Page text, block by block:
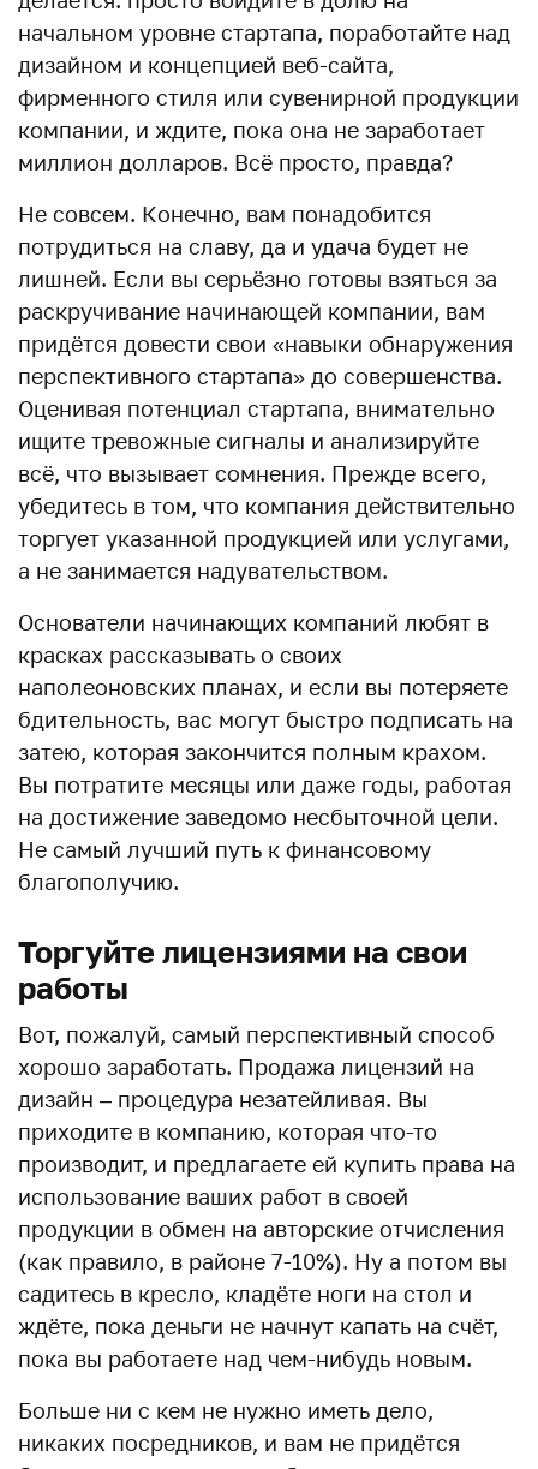
начальном уровне стартапа, поработайте над
дизайном и концепцией веб-сайта,
фирменного стиля или сувенирной продукции
компании, и ждите, пока она не заработает
миллион долларов. Всё просто, правда?
Не совсем. Конечно, вам понадобится
потрудиться на славу, да и удача будет не
лишней. Если вы серьёзно готовы взяться за
раскручивание начинающей компании, вам
придётся довести свои «навыки обнаружения
перспективного стартапа» до совершенства.
Оценивая потенциал стартапа, внимательно
ищите тревожные сигналы и анализируйте
всё, что вызывает сомнения. Прежде всего,
убедитесь в том, что компания действительно
торгует указанной продукцией или услугами,
а не занимается надувательством.
Основатели начинающих компаний любят в
красках рассказывать о своих
наполеоновских планах, и если вы потеряете
бдительность, вас могут быстро подписать на
затею, которая закончится полным крахом.
Вы потратите месяцы или даже годы, работая
на достижение заведомо несбыточной цели.
Не самый лучший путь к финансовому
благополучию.
Торгуйте лицензиями на свои
работы
Вот, пожалуй, самый перспективный способ
хорошо заработать. Продажа лицензий на
дизайн – процедура незатейливая. Вы
приходите в компанию, которая что-то
производит, и предлагаете ей купить права на
использование ваших работ в своей
продукции в обмен на авторские отчисления
(как правило, в районе 7-10%). Ну а потом вы
садитесь в кресло, кладёте ноги на стол и
ждёте, пока деньги не начнут капать на счёт,
пока вы работаете над чем-нибудь новым.
Больше ни с кем не нужно иметь дело,
никаких посредников, и вам не придётся